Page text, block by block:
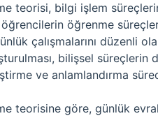
teorisi, bilgi işlem
öğrenme
çalışmalarını düzenli
bilişsel süreçlerin
ve anlamlandırma
teorisine göre, günlük